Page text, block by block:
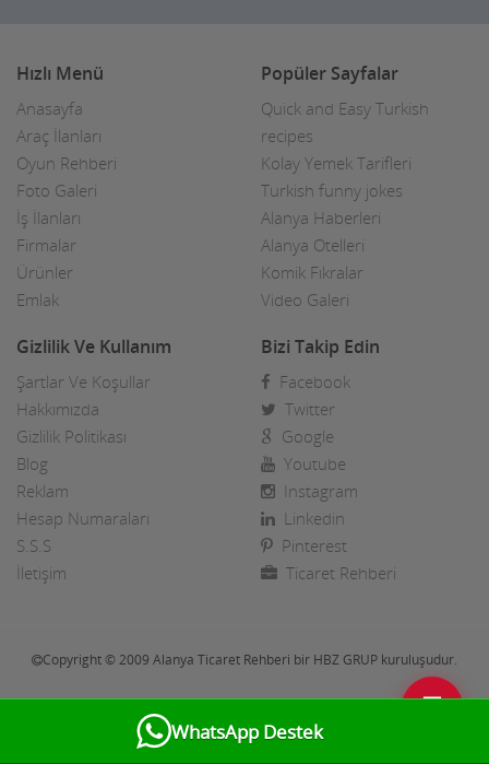
WhatsApp Destek
Hızlı Menü
Anasayfa
Araç İlanları
Oyun Rehberi
Foto Galeri
İş İlanları
Firmalar
Ürünler
Emlak
Popüler Sayfalar
Quick and Easy Turkish
recipes
Kolay Yemek Tarifleri
Turkish funny jokes
Alanya Haberleri
Alanya Otelleri
Komik Fıkralar
Video Galeri
Gizlilik Ve Kullanım
Şartlar Ve Koşullar
Hakkımızda
Gizlilik Politikası
Blog
Reklam
Hesap Numaraları
S.S.S
İletişim
Bizi Takip Edin
Facebook
Twitter
Google
Youtube
Instagram
Linkedin
Pinterest
Ticaret Rehberi
Copyright © 2009 Alanya Ticaret Rehberi bir HBZ GRUP kuruluşudur.
💬